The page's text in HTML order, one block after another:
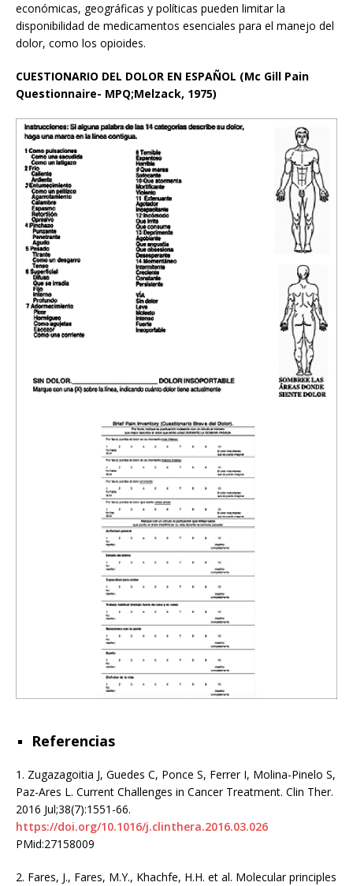
económicas, geográficas y políticas pueden limitar la
disponibilidad de medicamentos esenciales para el manejo del
dolor, como los opioides.
CUESTIONARIO DEL DOLOR EN ESPAÑOL (Mc Gill Pain
Questionnaire- MPQ;Melzack, 1975)
Referencias
1. Zugazagoitia J, Guedes C, Ponce S, Ferrer I, Molina-Pinelo S,
Paz-Ares L. Current Challenges in Cancer Treatment. Clin Ther.
2016 Jul;38(7):1551-66.
https://doi.org/10.1016/j.clinthera.2016.03.026
PMid:27158009
2. Fares, J., Fares, M.Y., Khachfe, H.H. et al. Molecular principles